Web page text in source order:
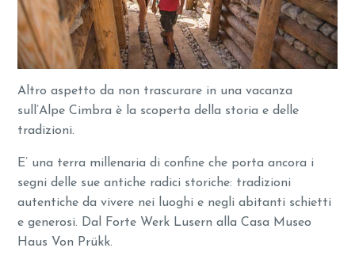
Altro aspetto da non trascurare in una vacanza
sull’Alpe Cimbra è la scoperta della storia e delle
tradizioni.
E’ una terra millenaria di confine che porta ancora i
segni delle sue antiche radici storiche: tradizioni
autentiche da vivere nei luoghi e negli abitanti schietti
e generosi. Dal Forte Werk Lusern alla Casa Museo
Haus Von Prükk.